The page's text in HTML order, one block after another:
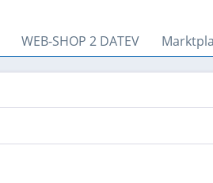
WEB-SHOP 2 DATEV